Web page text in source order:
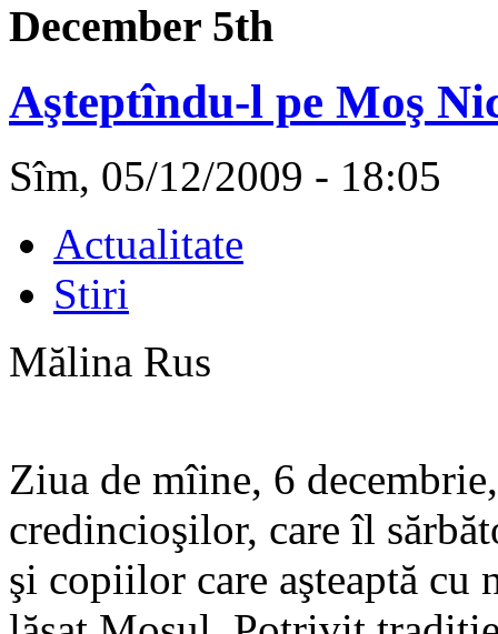
December 5th
Aşteptîndu-l pe Moş
Sîm, 05/12/2009 - 18:05
Actualitate
Stiri
Mălina Rus
Ziua de mîine, 6
credincioşilor, care îl
şi copiilor care aşteaptă cu